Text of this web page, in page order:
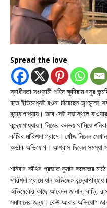
Spread the love
স্বাধীনতা সংগ্রামী শহিদ ক্ষুদিরাম বসুর
হতে ইতিমধ্যেই রওনা দিয়েছেন তৃণমূলের
বন্দ্যোপাধ্যায়। তবে সেই সভাস্থলে
বন্দ্যোপাধ্যায়। নিজের কনভয় থামিয়ে
কাঁথির মারিশদা গ্রামে। খোঁজ নিলেন
অভাব-অভিযোগ। আশ্বাস দিলেন সমস্যা
শনিবার কাঁথির প্রভাত কুমার কলেজের
মারিশদা গ্রামে যান অভিষেক
অভিষেকের কাছে আবেদন জানান, বাড়ি,
সমাধানের জন্য। কেউ আবার অভিযোগ